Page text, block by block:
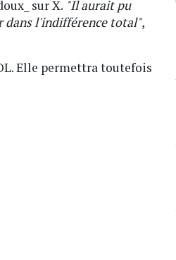
sur X. "Il aurait pu
dans l'indifférence total",
Elle permettra toutefois